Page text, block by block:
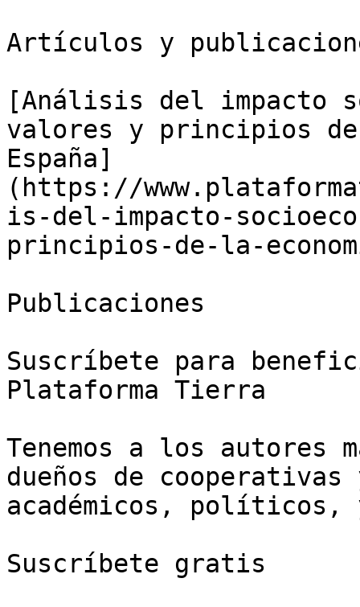
Artículos y
[Análisis del impacto
valores y principios
España]
(https://
is-del-impacto-
principios-de-la-
Publicaciones
Suscríbete para
Plataforma Tierra
Tenemos a los autores
dueños de cooperativas
académicos, políticos,
Suscríbete gratis